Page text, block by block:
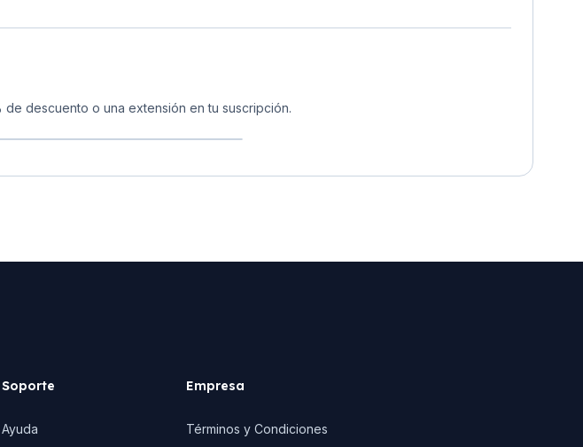
descuento o una extensión en tu suscripción.
Soporte
Ayuda
Empresa
Términos y Condiciones